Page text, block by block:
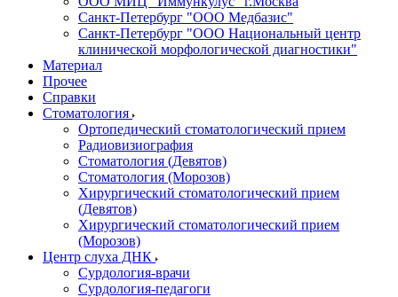
Санкт-Петербург "ООО Медбазис"
Санкт-Петербург "ООО Национальный центр
клинической морфологической диагностики"
Материал
Прочее
Справки
Стоматология
Ортопедический стоматологический прием
Радиовизиография
Стоматология (Девятов)
Стоматология (Морозов)
Хирургический стоматологический прием
(Девятов)
Хирургический стоматологический прием
(Морозов)
Центр слуха ДНК
Сурдология-врачи
Сурдология-педагоги